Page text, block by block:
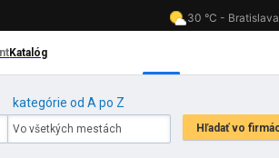
kategórie od A po Z